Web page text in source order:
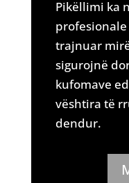
Pikëllimi ka
trajnuar
sigurojnë
kufomave
vështira të
dendur.